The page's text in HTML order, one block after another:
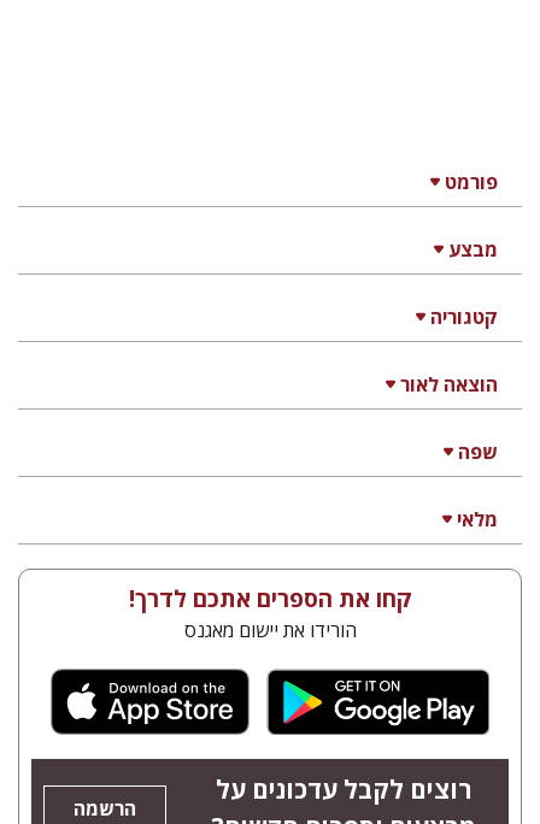
פורמט
מבצע
קטגוריה
הוצאה לאור
שפה
מלאי
קחו את הספרים אתכם לדרך!
הורידו את יישום מאגנס
רוצים לקבל עדכונים על
הרשמה